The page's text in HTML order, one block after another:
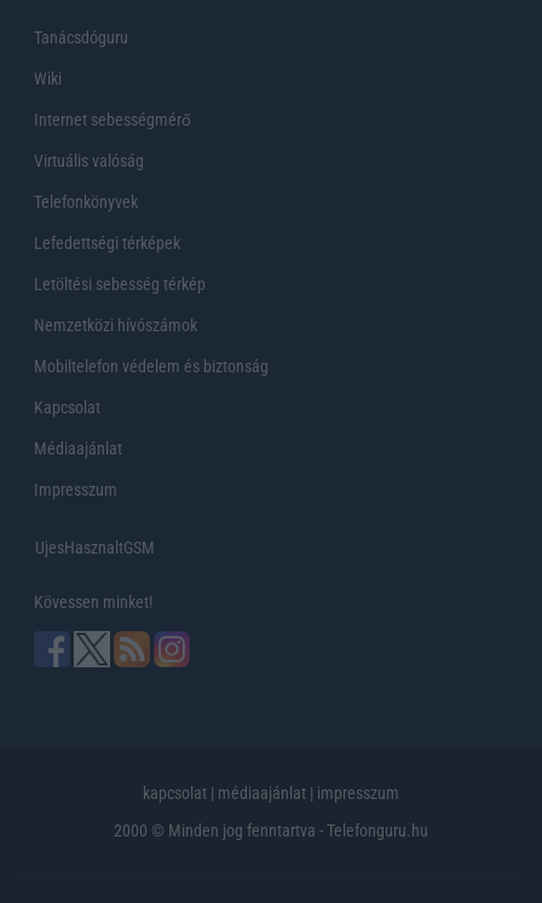
Tanácsdóguru
Wiki
Internet sebességmérő
Virtuális valóság
Telefonkönyvek
Lefedettségi térképek
Letöltési sebesség térkép
Nemzetközi hívószámok
Mobiltelefon védelem és biztonság
Kapcsolat
Médiaajánlat
Impresszum
UjesHasznaltGSM
Kövessen minket!
kapcsolat | médiaajánlat | impresszum
2000 © Minden jog fenntartva - Telefonguru.hu